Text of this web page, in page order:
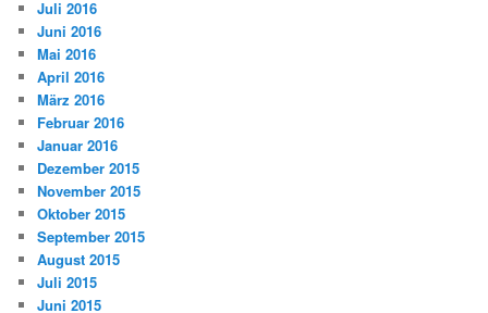
Juli 2016
Juni 2016
Mai 2016
April 2016
März 2016
Februar 2016
Januar 2016
Dezember 2015
November 2015
Oktober 2015
September 2015
August 2015
Juli 2015
Juni 2015